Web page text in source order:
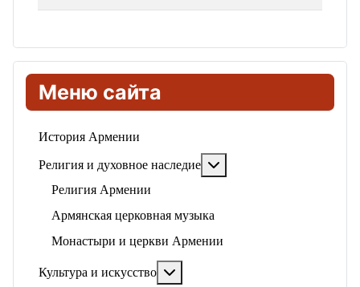
Меню сайта
История Армении
Религия и духовное наследие
Религия Армении
Армянская церковная музыка
Монастыри и церкви Армении
Культура и искусство
файла: 11 Мб Открыть книгу Скачать книгу